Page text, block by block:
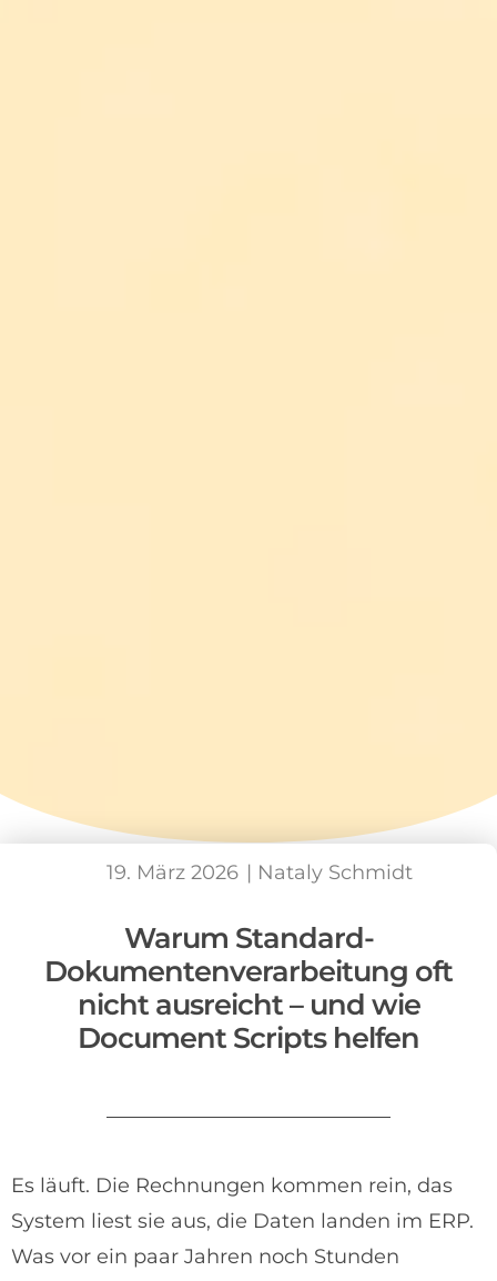
19. März 2026 | Nataly Schmidt
Warum Standard-
Dokumentenverarbeitung oft
nicht ausreicht – und wie
Document Scripts helfen
Es läuft. Die Rechnungen kommen rein, das
System liest sie aus, die Daten landen im ERP.
Was vor ein paar Jahren noch Stunden